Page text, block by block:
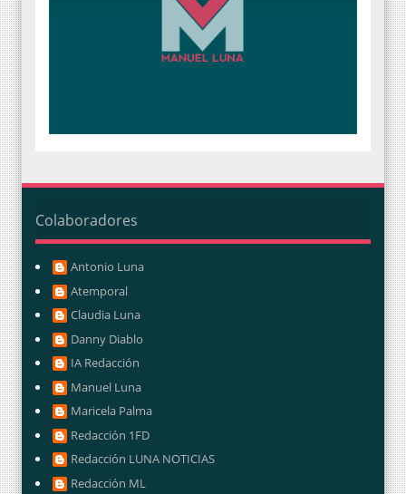
Colaboradores
Antonio Luna
Atemporal
Claudia Luna
Danny Diablo
IA Redacción
Manuel Luna
Maricela Palma
Redacción 1FD
Redacción LUNA NOTICIAS
Redacción ML